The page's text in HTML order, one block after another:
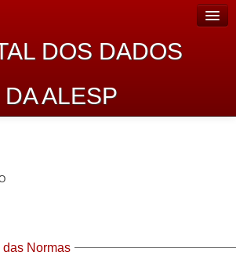
DOS DADOS
ALESP
Abertos
Normas